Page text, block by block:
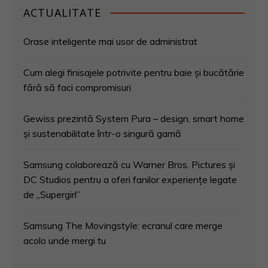
ACTUALITATE
Orase inteligente mai usor de administrat
Cum alegi finisajele potrivite pentru baie și bucătărie
fără să faci compromisuri
Gewiss prezintă System Pura – design, smart home
și sustenabilitate într-o singură gamă
Samsung colaborează cu Warner Bros. Pictures și
DC Studios pentru a oferi fanilor experiențe legate
de „Supergirl”
Samsung The Movingstyle: ecranul care merge
acolo unde mergi tu